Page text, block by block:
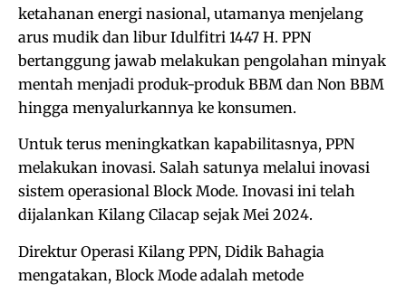
ketahanan energi nasional, utamanya menjelang
arus mudik dan libur Idulfitri 1447 H. PPN
bertanggung jawab melakukan pengolahan minyak
mentah menjadi produk-produk BBM dan Non BBM
hingga menyalurkannya ke konsumen.
Untuk terus meningkatkan kapabilitasnya, PPN
melakukan inovasi. Salah satunya melalui inovasi
sistem operasional Block Mode. Inovasi ini telah
dijalankan Kilang Cilacap sejak Mei 2024.
Direktur Operasi Kilang PPN, Didik Bahagia
mengatakan, Block Mode adalah metode